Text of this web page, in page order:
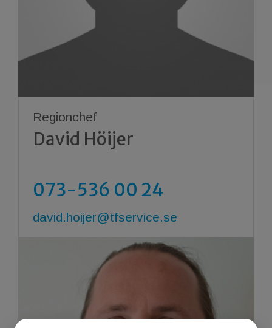
Regionchef
David Höijer
073-536 00 24
david.hoijer@tfservice.se